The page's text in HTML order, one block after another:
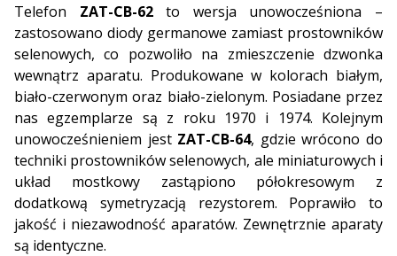
Telefon ZAT-CB-62to wersja unowocześniona –
zastosowano diody germanowe zamiast prostowników
selenowych, co pozwoliło na zmieszczenie dzwonka
wewnątrz aparatu. Produkowane w kolorach białym,
biało-czerwonym oraz biało-zielonym. Posiadane przez
nas egzemplarze są z roku 1970 i 1974. Kolejnym
unowocześnieniem jest ZAT-CB-64, gdzie wrócono do
techniki prostowników selenowych, ale miniaturowych i
układ mostkowy zastąpiono półokresowym z
dodatkową symetryzacją rezystorem. Poprawiło to
jakość i niezawodność aparatów. Zewnętrznie aparaty
są identyczne.